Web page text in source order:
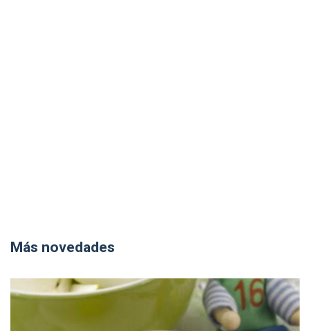
Más novedades